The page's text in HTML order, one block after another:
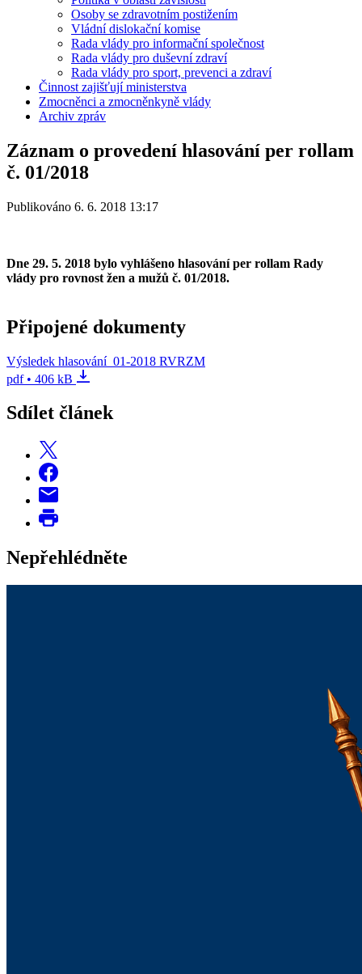
Osoby se zdravotním postižením
Vládní dislokační komise
Rada vlády pro informační společnost
Rada vlády pro duševní zdraví
Rada vlády pro sport, prevenci a zdraví
Činnost zajišťují ministerstva
Zmocněnci a zmocněnkyně vlády
Archiv zpráv
Záznam o provedení hlasování per rollam
č. 01/2018
Publikováno 6. 6. 2018 13:17
Dne 29. 5. 2018 bylo vyhlášeno hlasování per rollam Rady
vlády pro rovnost žen a mužů č. 01/2018.
Připojené dokumenty
Výsledek hlasování_01-2018 RVRZM
pdf • 406 kB
Sdílet článek
Nepřehlédněte